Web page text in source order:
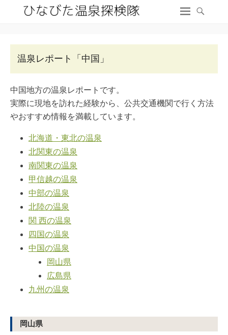
温泉レポート「中国」
中国地方の温泉レポートです。
実際に現地を訪れた経験から、公共交通機関で行く方法
やおすすめ情報を満載しています。
北海道・東北の温泉
北関東の温泉
南関東の温泉
甲信越の温泉
中部の温泉
北陸の温泉
関 西の温泉
四国の温泉
中国の温泉
岡山県
広島県
九州の温泉
岡山県